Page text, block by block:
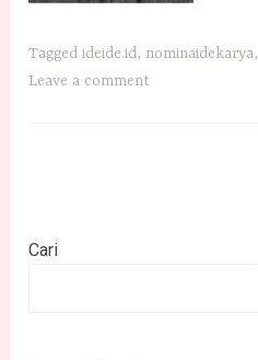
Taggedideide.id, nominaidekarya,
Leave a comment
Cari